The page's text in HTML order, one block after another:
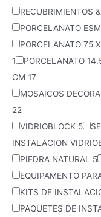
RECUBRIMIENTOS
PORCELANATO
PORCELANATO 75
1
PORCELANATO
CM 17
MOSAICOS
22
VIDRIOBLOCK 5
INSTALACION
PIEDRA NATURAL 5
EQUIPAMENTO
KITS DE
PAQUETES DE